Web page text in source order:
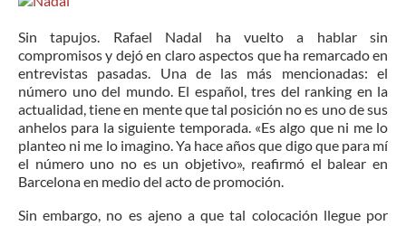
Sin tapujos. Rafael Nadal ha vuelto a hablar sin
compromisos y dejó en claro aspectos que ha remarcado en
entrevistas pasadas. Una de las más mencionadas: el
número uno del mundo. El español, tres del ranking en la
actualidad, tiene en mente que tal posición no es uno de sus
anhelos para la siguiente temporada. «Es algo que ni me lo
planteo ni me lo imagino. Ya hace años que digo que para mí
el número uno no es un objetivo», reafirmó el balear en
Barcelona en medio del acto de promoción.
Sin embargo, no es ajeno a que tal colocación llegue por